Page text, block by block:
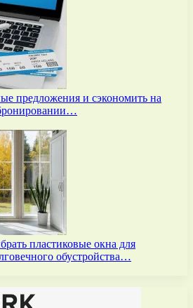
предложения и сэкономить на
пластиковые окна для
обустройства…